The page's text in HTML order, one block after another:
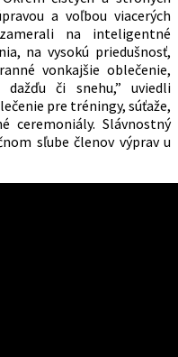
a voľbou viacerých
na inteligentné
na vysokú priedušnosť,
vonkajšie oblečenie,
či snehu,” uviedli
pre tréningy, súťaže,
ceremoniály. Slávnostný
sľube členov výprav u